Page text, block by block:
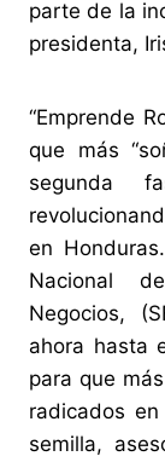
parte de la
presidenta,
“Emprende
que más
segunda
en
Nacional
Negocios,
ahora hasta
para que
radicados
semilla,